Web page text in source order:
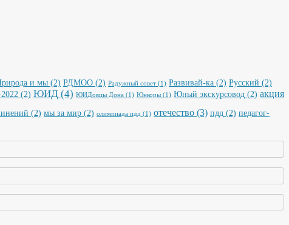
и мы (2) РДМОО (2) Радужный совет (1) Развивай-ка (2) Русский (2)
(2) ЮИД (4) ЮИДовцы Дона (1) Юнкоры (1) Юный экскурсовод (2) акция
(2) мы за мир (2) олимпиада пдд (1) отечество (3) пдд (2) педагог-